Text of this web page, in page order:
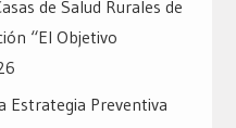
de Salud Rurales de
“El Objetivo
Estrategia Preventiva